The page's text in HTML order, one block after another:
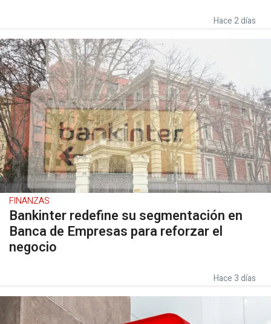
Hace 2 días
FINANZAS
Bankinter redefine su segmentación en
Banca de Empresas para reforzar el
negocio
Hace 3 días